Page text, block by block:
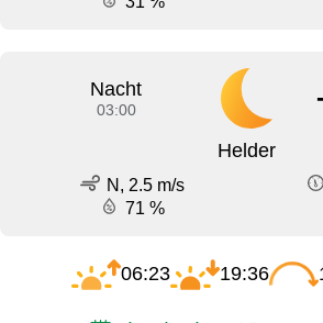
Nacht
03:00
Helder
N, 2.5 m/s
71 %
06:23 19:36